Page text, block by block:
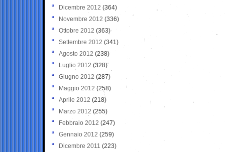
Dicembre 2012 (364)
Novembre 2012 (336)
Ottobre 2012 (363)
Settembre 2012 (341)
Agosto 2012 (238)
Luglio 2012 (328)
Giugno 2012 (287)
Maggio 2012 (258)
Aprile 2012 (218)
Marzo 2012 (255)
Febbraio 2012 (247)
Gennaio 2012 (259)
Dicembre 2011 (223)